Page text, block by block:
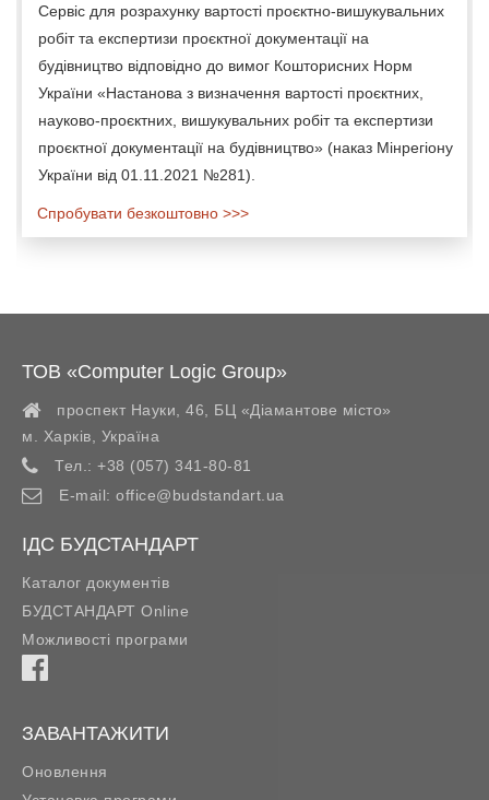
Сервіс для розрахунку вартості проєктно-вишукувальних
робіт та експертизи проєктної документації на
будівництво відповідно до вимог Кошторисних Норм
України «Настанова з визначення вартості проєктних,
науково-проєктних, вишукувальних робіт та експертизи
проєктної документації на будівництво» (наказ Мінрегіону
України від 01.11.2021 №281).
Спробувати безкоштовно >>>
ТОВ «Computer Logic Group»
проспект Науки, 46, БЦ «Діамантове місто»
м. Харків
Україна
Тел.: +38 (057) 341-80-81
E-mail: office@budstandart.ua
ІДС БУДСТАНДАРТ
Каталог документів
БУДСТАНДАРТ Online
Можливості програми
ЗАВАНТАЖИТИ
Оновлення